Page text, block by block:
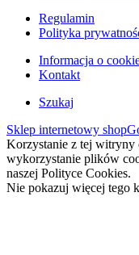
Regulamin
Polityka
Informacja o
Kontakt
Szukaj
Sklep internetowy
Korzystanie z tej witryny
wykorzystanie plików
naszej Polityce Cookies.
Nie pokazuj więcej tego